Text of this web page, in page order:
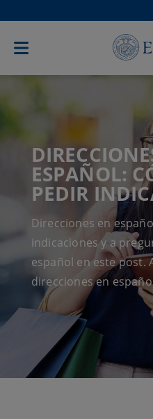
ESPAÑOL:
PEDIR
Direcciones en
indicaciones y a
español en este post.
direcciones en